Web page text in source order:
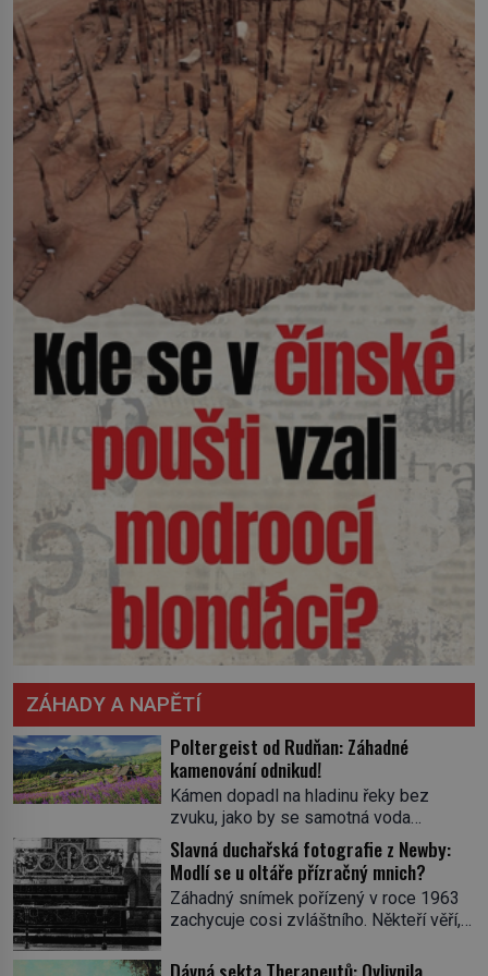
ZÁHADY A NAPĚTÍ
Poltergeist od Rudňan: Záhadné
kamenování odnikud!
Kámen dopadl na hladinu řeky bez
zvuku, jako by se samotná voda
rozhodla mlčet. Mladší z chlapců
bolestně strhl ruku, ale další úder ho
zasáhl dříve, než si vůbec uvědomil
pohyb: tiše, nelidsky přesně. „Odkud…?“
zachrčel starší student, ale v houštině
mohl cokoliv házet. A když se […]
Slavná duchařská fotografie z Newby:
Modlí se u oltáře přízračný mnich?
Záhadný snímek pořízený v roce 1963
zachycuje cosi zvláštního. Někteří věří,
oltáře je duch mnicha ze 16. století s